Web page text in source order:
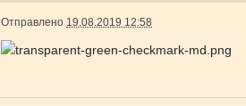
Отправлено 19.08.2019 12:58